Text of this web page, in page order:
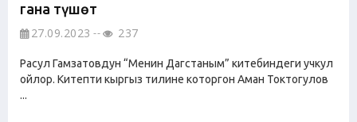
гана түшөт
27.09.2023 237
Расул Гамзатовдун “Менин Дагстаным” китебиндеги учкул
ойлор. Китепти кыргыз тилине которгон Аман Токтогулов
...